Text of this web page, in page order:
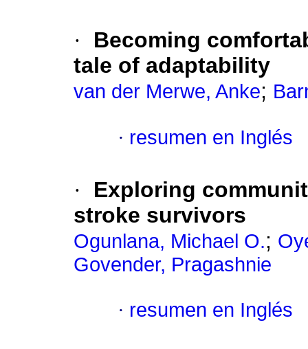
·
Becoming
tale of adaptability
van der Merwe, Anke;
· resumen en Inglés
·
Exploring
stroke survivors
Ogunlana, Michael O.;
Govender, Pragashnie
· resumen en Inglés